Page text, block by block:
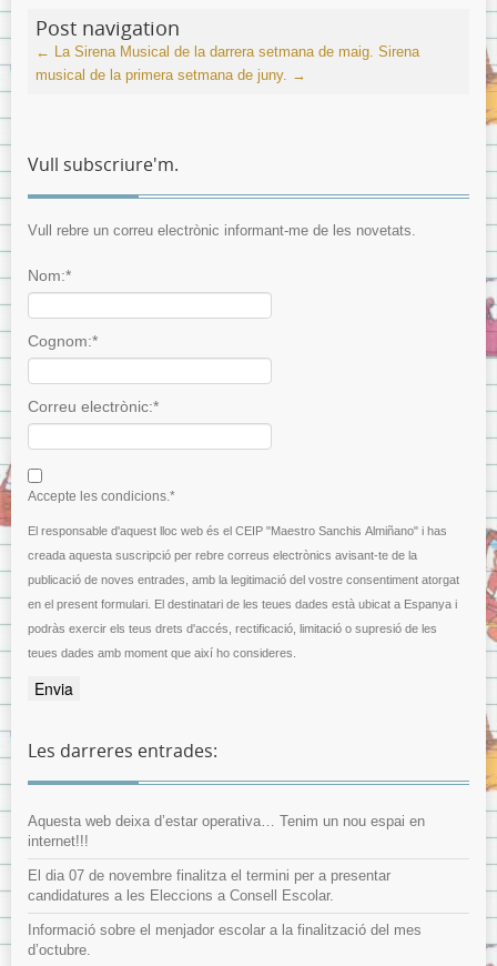
Post navigation
← La Sirena Musical de la darrera setmana de maig. Sirena
musical de la primera setmana de juny. →
Vull subscriure'm.
Vull rebre un correu electrònic informant-me de les novetats.
Nom:*
Cognom:*
I agree terms and conditions.*
Correu electrònic:*
Accepte les condicions.*
El responsable d'aquest lloc web és el CEIP "Maestro Sanchis Almiñano" i has
creada aquesta suscripció per rebre correus electrònics avisant-te de la
publicació de noves entrades, amb la legitimació del vostre consentiment atorgat
en el present formulari. El destinatari de les teues dades està ubicat a Espanya i
podràs exercir els teus drets d'accés, rectificació, limitació o supresió de les
teues dades amb moment que així ho consideres.
Les darreres entrades:
Aquesta web deixa d’estar operativa… Tenim un nou espai en
internet!!!
El dia 07 de novembre finalitza el termini per a presentar
candidatures a les Eleccions a Consell Escolar.
Informació sobre el menjador escolar a la finalització del mes
d’octubre.